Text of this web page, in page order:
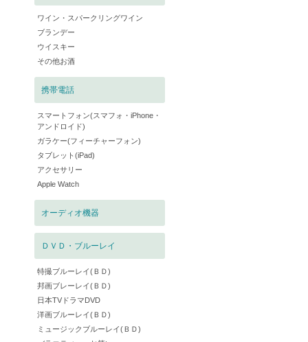
ワイン・スパークリングワイン
ブランデー
ウイスキー
その他お酒
携帯電話
スマートフォン(スマフォ・iPhone・
アンドロイド)
ガラケー(フィーチャーフォン)
タブレット(iPad)
アクセサリー
Apple Watch
オーディオ機器
ＤＶＤ・ブルーレイ
特撮ブルーレイ(ＢＤ)
邦画ブレーレイ(ＢＤ)
日本TVドラマDVD
洋画ブルーレイ(ＢＤ)
ミュージックブルーレイ(ＢＤ)